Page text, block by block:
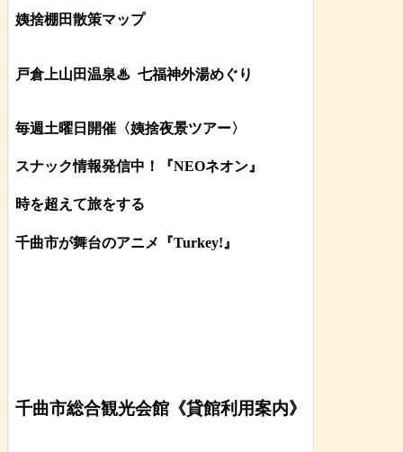
姨捨棚田散策マップ
戸倉上山田温泉♨ 七福神外湯めぐり
毎週土曜日開催〈姨捨夜景ツアー〉
スナック情報発信中！『NEOネオン』
時を超えて旅をする
千曲市が舞台のアニメ『Turkey!』
千曲市総合観光会館《貸館利用案内》